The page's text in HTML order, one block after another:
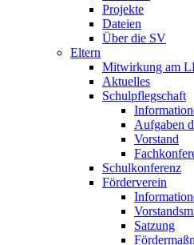
Projekte
Dateien
Über die SV
Eltern
Mitwirkung am
Aktuelles
Schulpflegschaft
Aufgaben
Vorstand
Schulkonferenz
Förderverein
Satzung